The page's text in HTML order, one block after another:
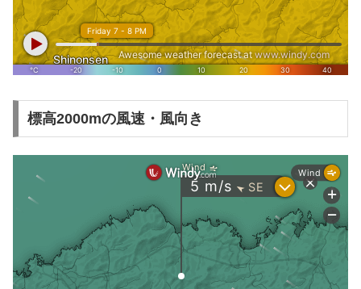
標高2000mの風速・風向き